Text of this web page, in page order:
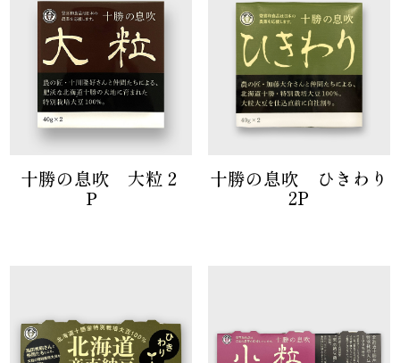
十勝の息吹 大粒２
Ｐ
十勝の息吹 ひきわり
2P